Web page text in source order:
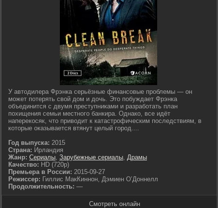
У автодилера Фрэнка серьёзные финансовые проблемы — он
может потерять свой дом и дочь. Это побуждает Фрэнка
объединится с двумя преступниками и разработать план
похищения семьи местного банкира. Однако, все идёт
наперекосяк, что приводит к катастрофическим последствиям, в
которые оказывается втянут целый город....
Год выпуска: 2015
Страна: Ирландия
Жанр: Сериалы, Зарубежные сериалы, Драмы
Качество: HD (720p)
Премьера в России: 2015-09-27
Режиссер: Гиллис МакКиннон, Дэмиен О’Доннелл
Продолжительность: —
Смотреть онлайн